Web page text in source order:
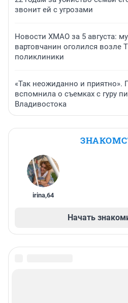
звонит ей с угрозами
Новости ХМАО за 5 августа:
вартовчанин оголился возле
поликлиники
«Так неожиданно и приятно».
вспомнила о съемках с гуру
Владивостока
irina,64
Начать